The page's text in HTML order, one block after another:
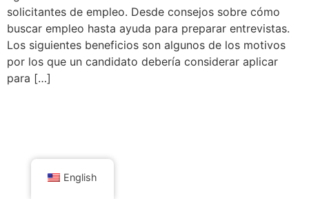
solicitantes de empleo. Desde consejos sobre cómo
buscar empleo hasta ayuda para preparar entrevistas.
Los siguientes beneficios son algunos de los motivos
por los que un candidato debería considerar aplicar
para […]
English